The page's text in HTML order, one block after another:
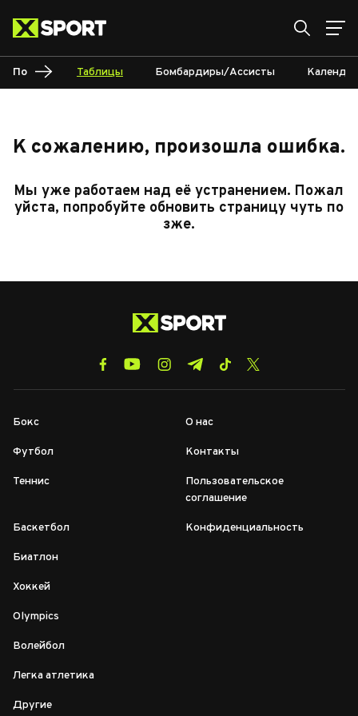
По Таблицы Бомбардиры/Ассисты
К сожалению, произошла ошибка.
Мы уже работаем над её устранением. Пожал
уйста, попробуйте обновить страницу чуть по
зже.
Бокс
Футбол
Теннис
Баскетбол
Биатлон
Хоккей
Olympics
Волейбол
Легка атлетика
Другие
О нас
Контакты
Пользовательское
соглашение
Конфиденциальность